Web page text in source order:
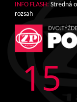
INFO FLASH: Stredná
rozsah
15